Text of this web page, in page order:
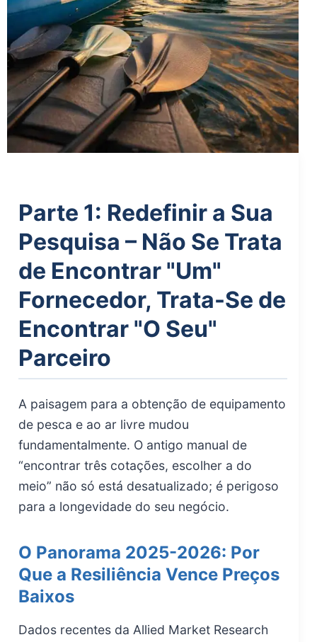
Parte 1: Redefinir a Sua
Pesquisa – Não Se Trata
de Encontrar "Um"
Fornecedor, Trata-Se de
Encontrar "O Seu"
Parceiro
A paisagem para a obtenção de equipamento
de pesca e ao ar livre mudou
fundamentalmente. O antigo manual de
“encontrar três cotações, escolher a do
meio” não só está desatualizado; é perigoso
para a longevidade do seu negócio.
O Panorama 2025-2026: Por
Que a Resiliência Vence Preços
Baixos
Dados recentes da Allied Market Research